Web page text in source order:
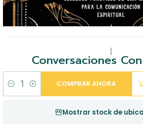
Conversaciones
Cantidad
COMPRAR AHORA
Mostrar stock de